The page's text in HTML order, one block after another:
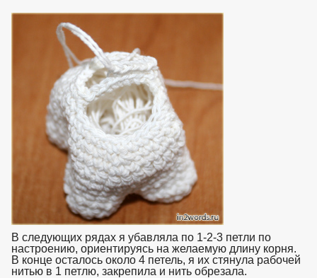
В следующих рядах я убавляла по 1-2-3 петли по
настроению, ориентируясь на желаемую длину корня.
В конце осталось около 4 петель, я их стянула рабочей
нитью в 1 петлю, закрепила и нить обрезала.